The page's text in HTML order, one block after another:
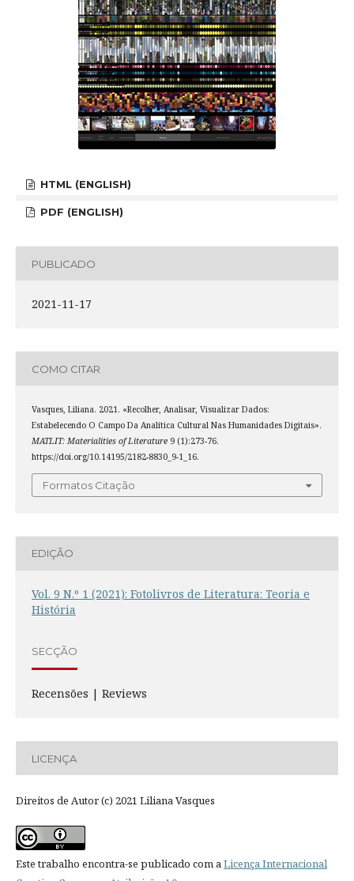
HTML (ENGLISH)
PDF (ENGLISH)
PUBLICADO
2021-11-17
COMO CITAR
Vasques, Liliana. 2021. «Recolher, Analisar, Visualizar Dados:
Estabelecendo O Campo Da Analítica Cultural Nas Humanidades Digitais».
MATLIT: Materialities of Literature9 (1):273-76.
https://doi.org/10.14195/2182-8830_9-1_16.
Formatos Citação
EDIÇÃO
Vol. 9 N.º 1 (2021): Fotolivros de Literatura: Teoria e
História
SECÇÃO
Recensões | Reviews
LICENÇA
Direitos de Autor (c) 2021 Liliana Vasques
Este trabalho encontra-se publicado com aLicença Internacional